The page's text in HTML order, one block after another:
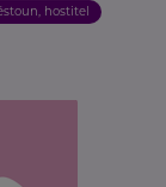
hostitel